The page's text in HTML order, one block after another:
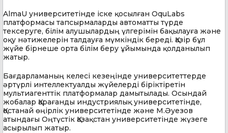
AlmaU университетінде іске қосылған OquLabs
платформасы тапсырмаларды автоматты түрде
тексеруге, білім алушылардың үлгерімін бақылауға және
оқу нәтижелерін талдауға мүмкіндік береді. Қазір бұл
жүйе бірнеше орта білім беру ұйымында қолданылып
жатыр.
Бағдарламаның келесі кезеңінде университеттерде
әртүрлі интеллектуалды жүйелерді біріктіретін
мультиагенттік платформалар дамытылады. Осындай
жобалар Қарағанды индустриялық университетінде,
Қостанай өңірлік университетінде және М.Әуезов
атындағы Оңтүстік Қазақстан университетінде жүзеге
асырылып жатыр.